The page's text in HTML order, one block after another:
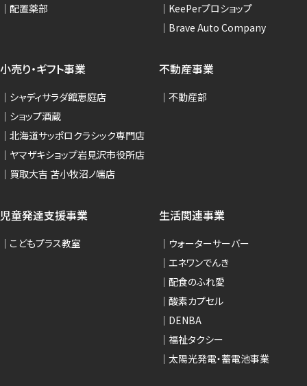
配置薬部
KeePerプロショップ
Brave Auto Company
小売り・ギフト事業
シャディサラダ館恵庭店
ショップ酒蔵
北海道サッポロクラシック専門店
ヤマザキショップ岩見沢市役所店
買取大吉 苫小牧沼ノ端店
不動産事業
不動産部
児童発達支援事業
こどもプラス教室
生活関連事業
ウォーターサーバー
エネワンでんき
配食のふれ愛
酸素カプセル
DENBA
福祉タクシー
太陽光発電・蓄電池事業